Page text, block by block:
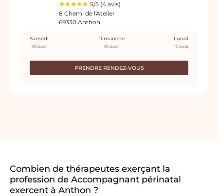
5/5 (4 avis)
8 Chem. de l'Atelier
69330 Anthon
PRENDRE RENDEZ-VOUS
Samedi
08 Août
Dimanche
09 Août
Lundi
10 Août
Combien de thérapeutes exerçant la
profession de Accompagnant périnatal
exercent à Anthon ?